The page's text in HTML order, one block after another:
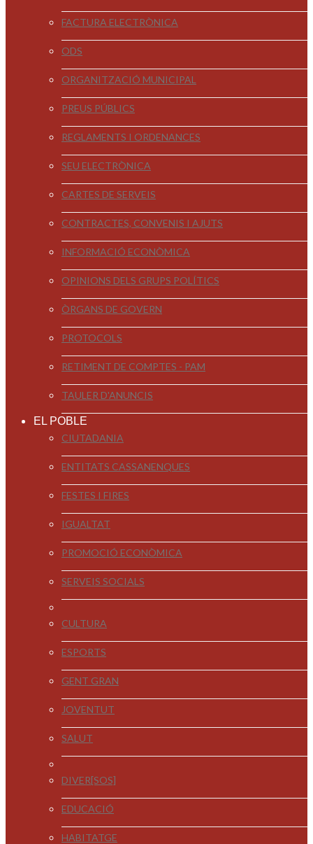
FACTURA ELECTRÒNICA
ODS
ORGANITZACIÓ MUNICIPAL
PREUS PÚBLICS
REGLAMENTS I ORDENANCES
SEU ELECTRÒNICA
CARTES DE SERVEIS
CONTRACTES, CONVENIS I AJUTS
INFORMACIÓ ECONÒMICA
OPINIONS DELS GRUPS POLÍTICS
ÒRGANS DE GOVERN
PROTOCOLS
RETIMENT DE COMPTES - PAM
TAULER D'ANUNCIS
EL POBLE
CIUTADANIA
ENTITATS CASSANENQUES
FESTES I FIRES
IGUALTAT
PROMOCIÓ ECONÒMICA
SERVEIS SOCIALS
CULTURA
ESPORTS
GENT GRAN
JOVENTUT
SALUT
DIVER[SOS]
EDUCACIÓ
HABITATGE